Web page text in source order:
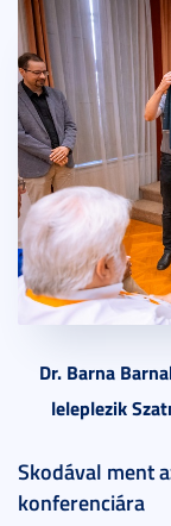
Dr. Barna
leleplezik
Skodával ment
konferenciára